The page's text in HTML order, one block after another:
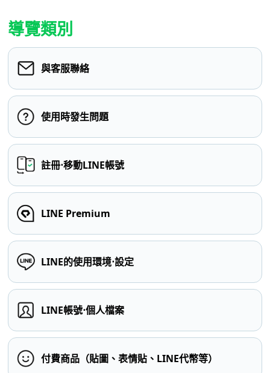
導覽類別
與客服聯絡
使用時發生問題
註冊⋅移動LINE帳號
LINE Premium
LINE的使用環境⋅設定
LINE帳號⋅個人檔案
付費商品（貼圖、表情貼、LINE代幣等）